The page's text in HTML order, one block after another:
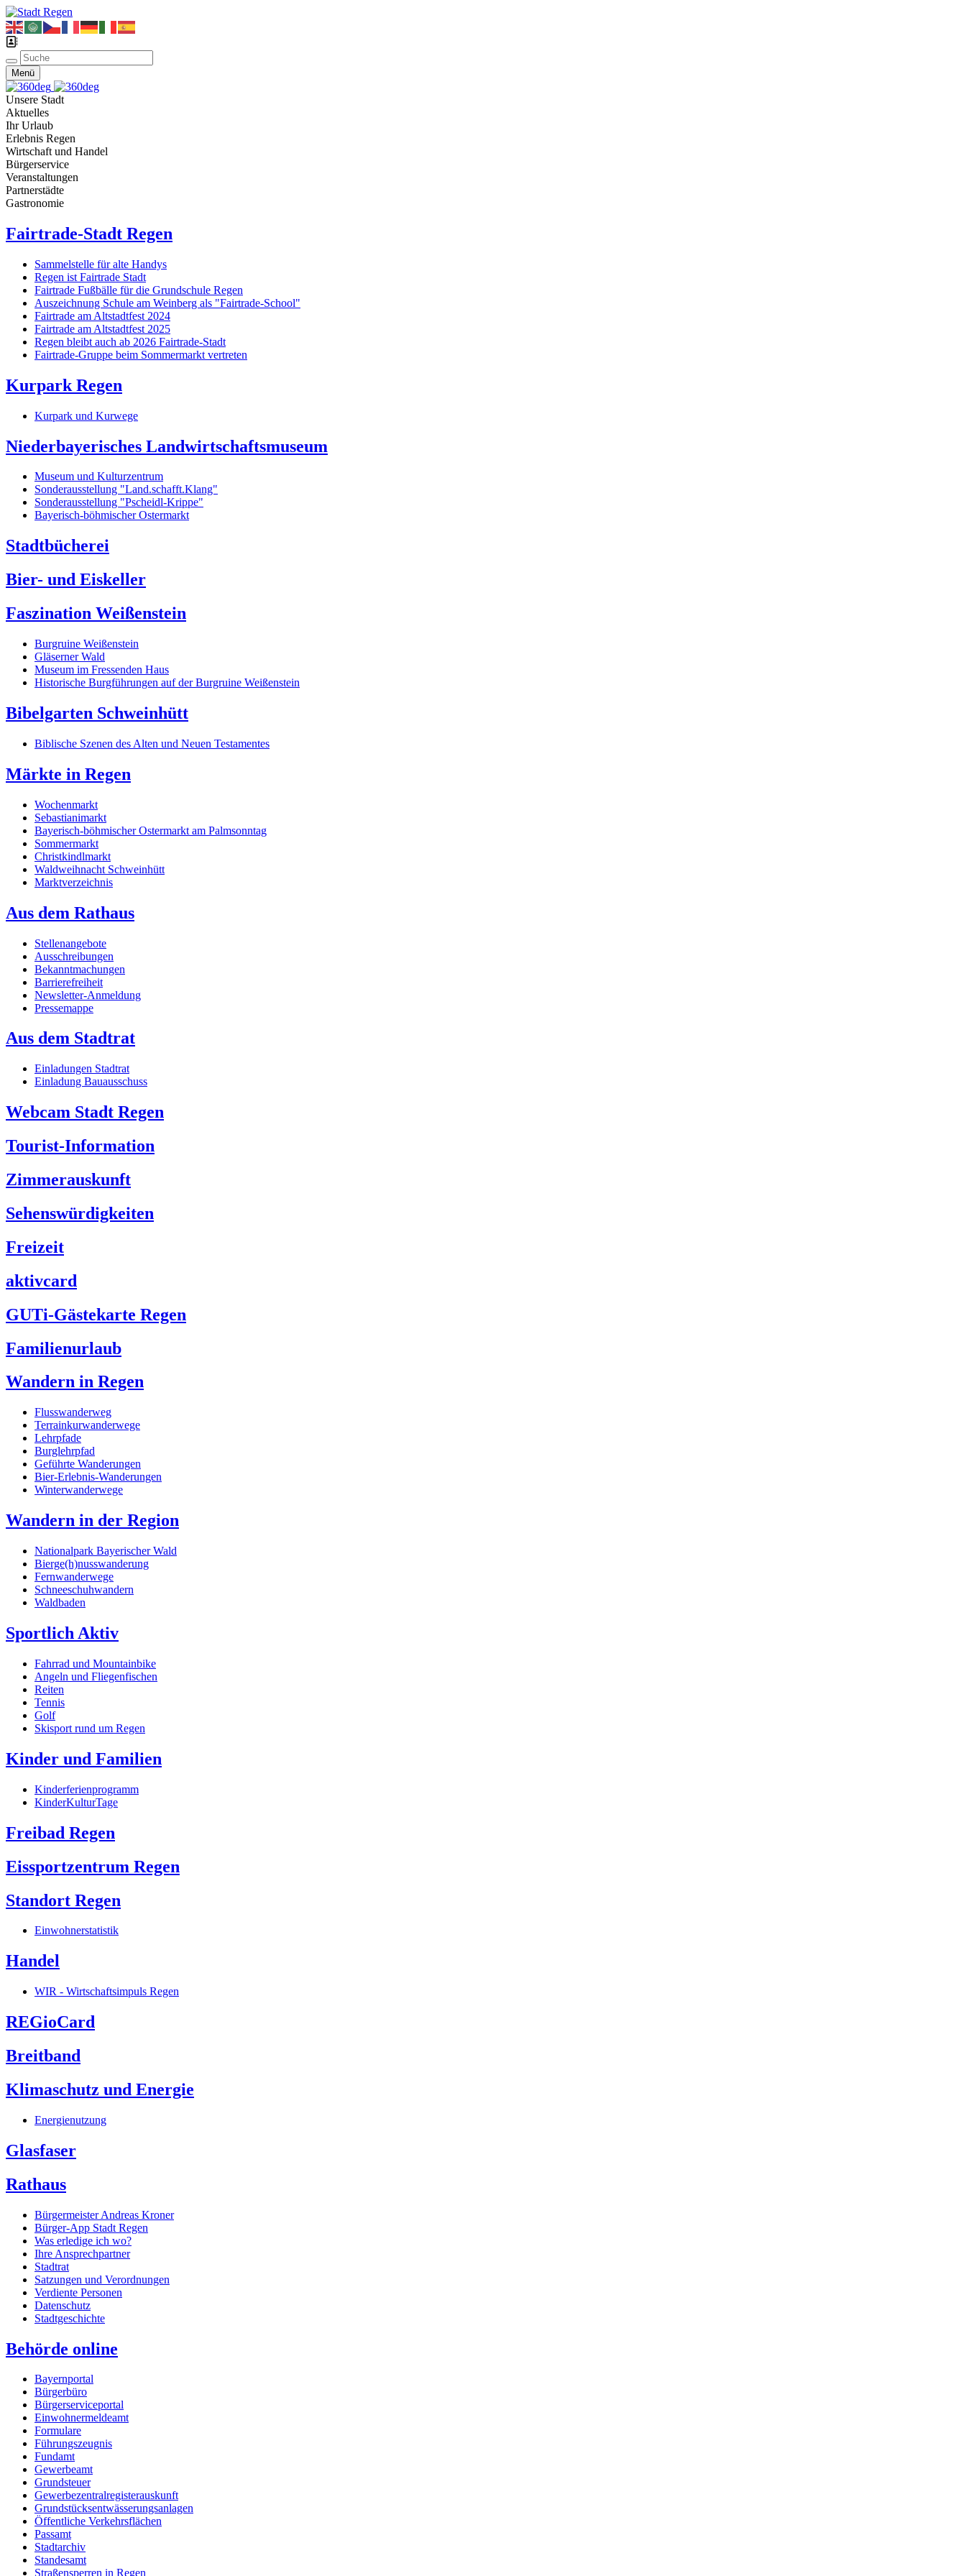
Menü
Unsere Stadt
Aktuelles
Ihr Urlaub
Erlebnis Regen
Wirtschaft und Handel
Bürgerservice
Veranstaltungen
Partnerstädte
Gastronomie
Fairtrade-Stadt Regen
Sammelstelle für alte Handys
Regen ist Fairtrade Stadt
Fairtrade Fußbälle für die Grundschule Regen
Auszeichnung Schule am Weinberg als "Fairtrade-School"
Fairtrade am Altstadtfest 2024
Fairtrade am Altstadtfest 2025
Regen bleibt auch ab 2026 Fairtrade-Stadt
Fairtrade-Gruppe beim Sommermarkt vertreten
Kurpark Regen
Kurpark und Kurwege
Niederbayerisches Landwirtschaftsmuseum
Museum und Kulturzentrum
Sonderausstellung "Land.schafft.Klang"
Sonderausstellung "Pscheidl-Krippe"
Bayerisch-böhmischer Ostermarkt
Stadtbücherei
Bier- und Eiskeller
Faszination Weißenstein
Burgruine Weißenstein
Gläserner Wald
Museum im Fressenden Haus
Historische Burgführungen auf der Burgruine Weißenstein
Bibelgarten Schweinhütt
Biblische Szenen des Alten und Neuen Testamentes
Märkte in Regen
Wochenmarkt
Sebastianimarkt
Bayerisch-böhmischer Ostermarkt am Palmsonntag
Sommermarkt
Christkindlmarkt
Waldweihnacht Schweinhütt
Marktverzeichnis
Aus dem Rathaus
Stellenangebote
Ausschreibungen
Bekanntmachungen
Barrierefreiheit
Newsletter-Anmeldung
Pressemappe
Aus dem Stadtrat
Einladungen Stadtrat
Einladung Bauausschuss
Webcam Stadt Regen
Tourist-Information
Zimmerauskunft
Sehenswürdigkeiten
Freizeit
aktivcard
GUTi-Gästekarte Regen
Familienurlaub
Wandern in Regen
Flusswanderweg
Terrainkurwanderwege
Lehrpfade
Burglehrpfad
Geführte Wanderungen
Bier-Erlebnis-Wanderungen
Winterwanderwege
Wandern in der Region
Nationalpark Bayerischer Wald
Bierge(h)nusswanderung
Fernwanderwege
Schneeschuhwandern
Waldbaden
Sportlich Aktiv
Fahrrad und Mountainbike
Angeln und Fliegenfischen
Reiten
Tennis
Golf
Skisport rund um Regen
Kinder und Familien
Kinderferienprogramm
KinderKulturTage
Freibad Regen
Eissportzentrum Regen
Standort Regen
Einwohnerstatistik
Handel
WIR - Wirtschaftsimpuls Regen
REGioCard
Breitband
Klimaschutz und Energie
Energienutzung
Glasfaser
Rathaus
Bürgermeister Andreas Kroner
Bürger-App Stadt Regen
Was erledige ich wo?
Ihre Ansprechpartner
Stadtrat
Satzungen und Verordnungen
Verdiente Personen
Datenschutz
Stadtgeschichte
Behörde online
Bayernportal
Bürgerbüro
Bürgerserviceportal
Einwohnermeldeamt
Formulare
Führungszeugnis
Fundamt
Gewerbeamt
Grundsteuer
Gewerbezentralregisterauskunft
Grundstücksentwässerungsanlagen
Öffentliche Verkehrsflächen
Passamt
Stadtarchiv
Standesamt
Straßensperren in Regen